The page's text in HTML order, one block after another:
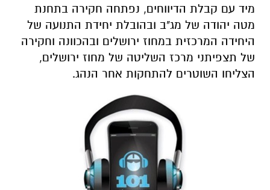
מיד עם קבלת הדיווחים, נפתחה חקירה בתחנת
מטה יהודה של מג"ב ובהובלת יחידת התנועה של
היחידה המרכזית במחוז ירושלים ובהכוונה וחקירה
של תצפיתני מרכז השליטה של מחוז ירושלים,
הצליחו השוטרים להתחקות אחר הנהג.